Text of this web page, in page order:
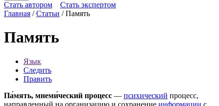
Стать автором
Стать экспертом
Главная /Статьи /Память
Память
Язык
Следить
Править
Па́мять, мнеми́ческий процесс — психический процесс,
направленный на организацию и сохранение информации с